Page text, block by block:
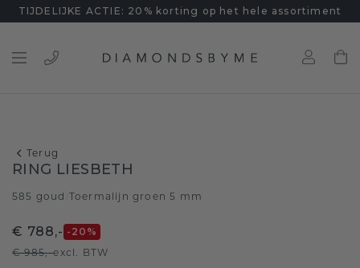
TIJDELIJKE ACTIE: 20% korting op het hele assortiment
Terug
RING LIESBETH
585 goud Toermalijn groen 5 mm
€ 788,- -20 %
€ 985,-excl. BTW